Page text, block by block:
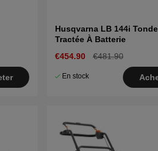
Husqvarna LB 144i
Tractée À Batterie
€454.90
€481.90
En stock